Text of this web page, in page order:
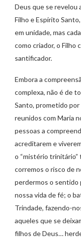
Deus que se revelou
Filho e Espírito
em unidade, mas
como criador, o Filho
santificador.
Embora a
complexa, não é de
Santo, prometido
reunidos com Maria
pessoas a
acreditarem e
o “mistério
corremos o risco de
perdermos o sentido
nossa vida de fé; o
Trindade, fazendo-
aqueles que se
filhos de Deus…